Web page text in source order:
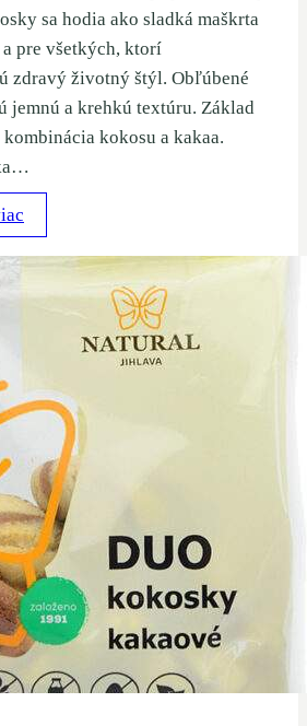
sa hodia ako sladká maškrta
pre všetkých, ktorí
zdravý životný štýl. Obľúbené
jemnú a krehkú textúru. Základ
kokosu a kakaa.